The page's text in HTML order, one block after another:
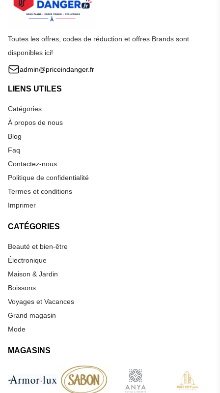
Toutes les offres, codes de réduction et offres Brands sont
disponibles ici!
admin@priceindanger.fr
LIENS UTILES
Catégories
À propos de nous
Blog
Faq
Contactez-nous
Politique de confidentialité
Termes et conditions
Imprimer
CATÉGORIES
Beauté et bien-être
Électronique
Maison & Jardin
Boissons
Voyages et Vacances
Grand magasin
Mode
MAGASINS